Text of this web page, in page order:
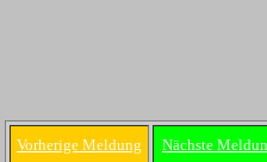
Vorherige Meldung Nächste